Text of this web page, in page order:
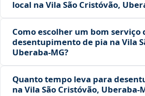
local na Vila São Cristóvão,
Como escolher um bom serviço
desentupimento de pia na Vila
Uberaba‑MG?
Quanto tempo leva para
na Vila São Cristóvão,